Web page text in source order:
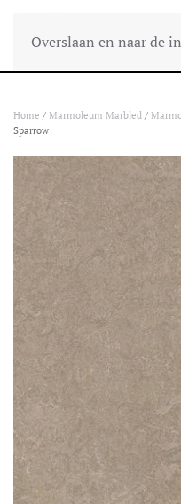
Overslaan en naar de
Home / Marmoleum Marbled /
Sparrow